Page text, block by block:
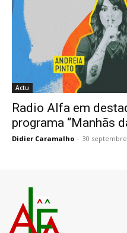
Actu
Radio Alfa em
programa “Manhãs
Didier Caramalho - 30